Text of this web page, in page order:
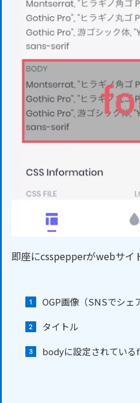
即座にcsspepperがwebサイ
OGP画像（SNSでシェ
タイトル
bodyに設定されてい